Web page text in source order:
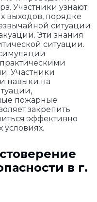
Участники узнают
выходов, порядке
ситуации
Эти знания
ситуации.
Участники
навыки на
пожарные
закрепить
эффективно
условиях.
в г.